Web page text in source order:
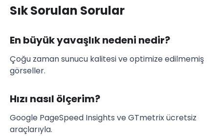
Sık Sorulan Sorular
En büyük yavaşlık nedeni nedir?
Çoğu zaman sunucu kalitesi ve optimize edilmemiş
görseller.
Hızı nasıl ölçerim?
Google PageSpeed Insights ve GTmetrix ücretsiz
araçlarıyla.